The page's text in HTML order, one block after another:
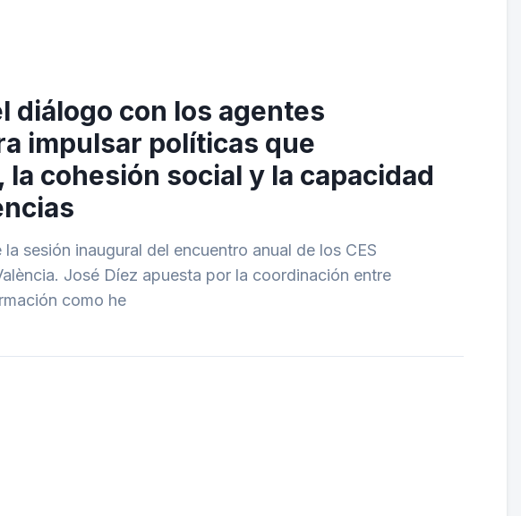
diálogo con los agentes
impulsar políticas que
cohesión social y la capacidad
sesión inaugural del encuentro anual de los CES
José Díez apuesta por la coordinación entre
como he